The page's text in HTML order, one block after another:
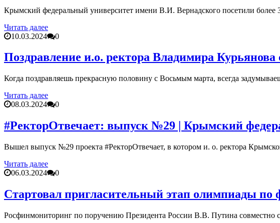
Крымский федеральный университет имени В.И. Вернадского посетили
Читать далее
10.03.2024
0
Поздравление и.о. ректора Владимира
Когда поздравляешь прекрасную половину с Восьмым марта, всегда
Читать далее
08.03.2024
0
#РекторОтвечает: выпуск №29 | Крымский
Вышел выпуск №29 проекта #РекторОтвечает, в котором и. о. ректора
Читать далее
06.03.2024
0
Стартовал пригласительный этап олимпиады по
Росфинмониторинг по поручению Президента России В.В. Путина